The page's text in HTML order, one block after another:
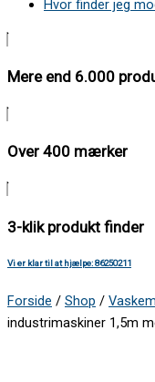
Hvor finder jeg
Mere end 6.000
Over 400 mærker
3-klik produkt finder
Vi er klar til at hjælpe: 86250211
Forside / Shop /
industrimaskiner 1,5m